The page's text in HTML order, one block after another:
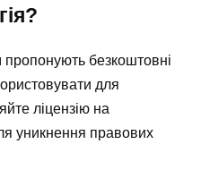
безкоштовні
для
ліцензію на
уникнення правових